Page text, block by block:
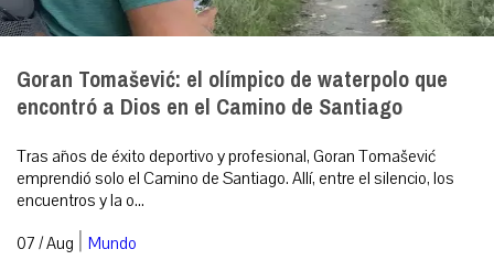
Goran Tomašević: el olímpico de waterpolo que
encontró a Dios en el Camino de Santiago
Tras años de éxito deportivo y profesional, Goran Tomašević
emprendió solo el Camino de Santiago. Allí, entre el silencio, los
encuentros y la o...
07 / Aug | Mundo